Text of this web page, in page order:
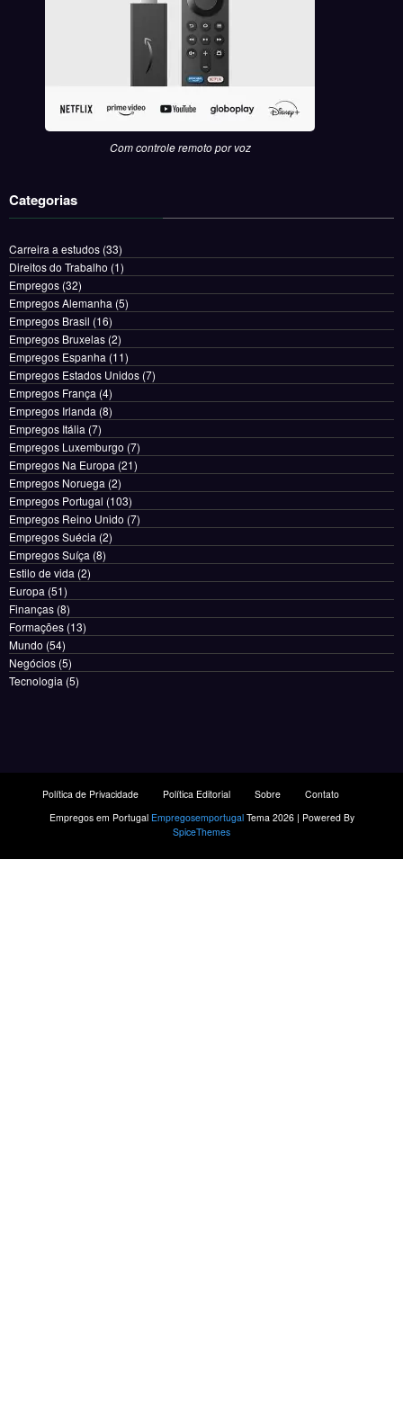
Com controle remoto por voz
Categorias
Carreira a estudos (33)
Direitos do Trabalho (1)
Empregos (32)
Empregos Alemanha (5)
Empregos Brasil (16)
Empregos Bruxelas (2)
Empregos Espanha (11)
Empregos Estados Unidos (7)
Empregos França (4)
Empregos Irlanda (8)
Empregos Itália (7)
Empregos Luxemburgo (7)
Empregos Na Europa (21)
Empregos Noruega (2)
Empregos Portugal (103)
Empregos Reino Unido (7)
Empregos Suécia (2)
Empregos Suíça (8)
Estilo de vida (2)
Europa (51)
Finanças (8)
Formações (13)
Mundo (54)
Negócios (5)
Tecnologia (5)
Política de Privacidade Política Editorial Sobre
Contato
Empregos em Portugal EmpregosemportugalTema 2026 | Powered By
SpiceThemes